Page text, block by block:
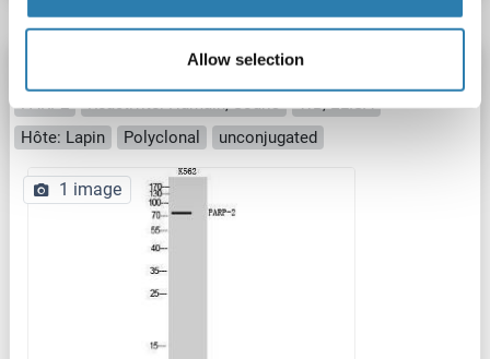
Allow selection
PARP2 anticorps (Internal Region)
PARP2 Reactivité: Humain, Souris
WB, ELISA
Hôte: Lapin
Polyclonal unconjugated
1 image